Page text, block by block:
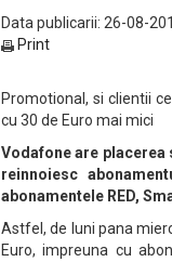
Data publicarii: 26-08-
Print
Promotional, si clientii
cu 30 de Euro mai mici
Vodafone are placerea
reinnoiesc
abonamentele RED,
Astfel, de luni pana
Euro, impreuna cu